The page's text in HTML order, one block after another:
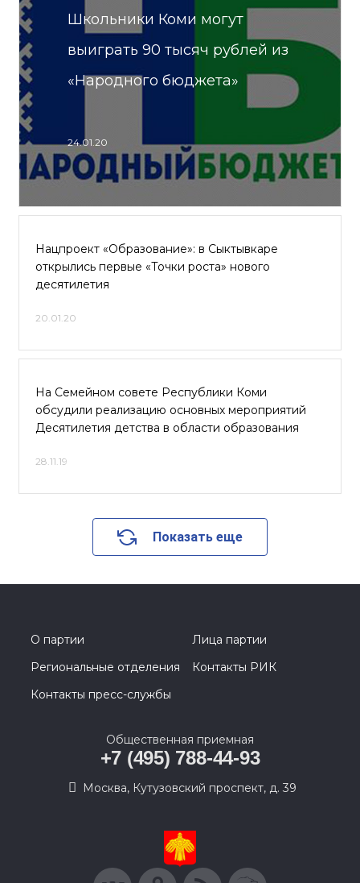
Школьники Коми могут
выиграть 90 тысяч рублей из
«Народного бюджета»
24.01.20
Нацпроект «Образование»: в Сыктывкаре
открылись первые «Точки роста» нового
десятилетия
20.01.20
На Семейном совете Республики Коми
обсудили реализацию основных мероприятий
Десятилетия детства в области образования
28.11.19
Показать еще
О партии
Лица партии
Региональные отделения
Контакты РИК
Контакты пресс-службы
Общественная приемная
+7 (495) 788-44-93
Москва, Кутузовский проспект, д. 39